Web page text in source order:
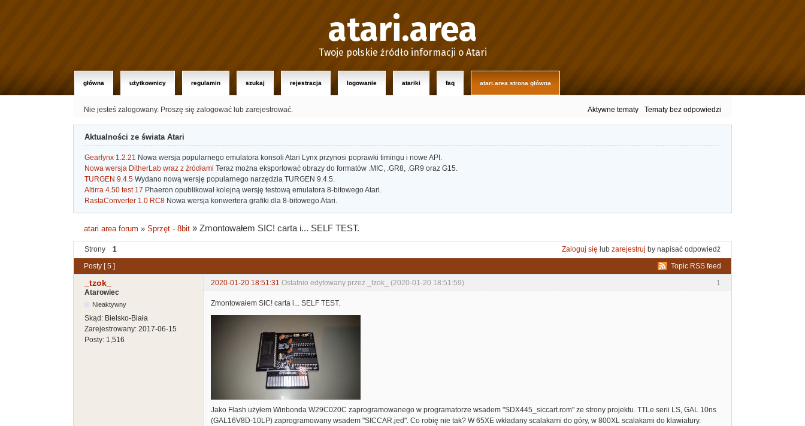
atari.area
Twoje polskie źródło informacji o Atari
główna użytkownicy regulamin szukaj rejestracja logowanie atariki faq atari.area strona główna
Nie jesteś zalogowany. Proszę się zalogować lub zarejestrować. Aktywne tematy Tematy bez odpowiedzi
Aktualności ze świata Atari
Gearlynx 1.2.21 Nowa wersja popularnego emulatora konsoli Atari Lynx przynosi poprawki timingu i nowe API.
Nowa wersja DitherLab wraz z źródłami Teraz można eksportować obrazy do formatów .MIC, .GR8, .GR9 oraz G15.
TURGEN 9.4.5 Wydano nową wersję popularnego narzędzia TURGEN 9.4.5.
Altirra 4.50 test 17 Phaeron opublikował kolejną wersję testową emulatora 8-bitowego Atari.
RastaConverter 1.0 RC8 Nowa wersja konwertera grafiki dla 8-bitowego Atari.
atari.area forum »Sprzęt - 8bit »Zmontowałem SIC! carta i... SELF TEST.
Strony 1 Zaloguj się lub zarejestruj by napisać odpowiedź
Topic RSS feed
Posty [ 5 ]
1
_tzok_ 2020-01-20 18:51:31 Ostatnio edytowany przez _tzok_ (2020-01-20 18:51:59)
Atarowiec
Nieaktywny
Skąd: Bielsko-Biała
Zarejestrowany: 2017-06-15
Posty: 1,516
Zmontowałem SIC! carta i... SELF TEST.
Jako Flash użyłem Winbonda W29C020C zaprogramowanego w programatorze wsadem "SDX445_siccart.rom" ze strony projektu. TTLe serii LS, GAL 10ns
(GAL16V8D-10LP) zaprogramowany wsadem "SICCAR.jed". Co robię nie tak? W 65XE wkładany scalakami do góry, w 800XL scalakami do klawiatury.